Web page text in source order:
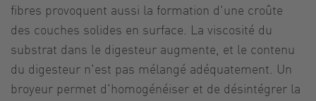
fibres provoquent aussi la formation d'une croûte
des couches solides en surface. La viscosité du
substrat dans le digesteur augmente, et le contenu
du digesteur n'est pas mélangé adéquatement. Un
broyeur permet d'homogénéiser et de désintégrer la